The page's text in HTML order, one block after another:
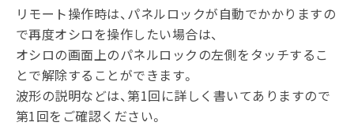
リモート操作時は、パネルロックが自動でかかりますの
で再度オシロを操作したい場合は、
オシロの画面上のパネルロックの左側をタッチするこ
とで解除することができます。
波形の説明などは、第1回に詳しく書いてありますので
第1回をご確認ください。